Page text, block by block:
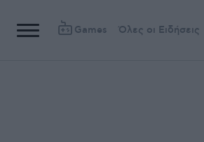
Games Όλες οι Ειδήσεις